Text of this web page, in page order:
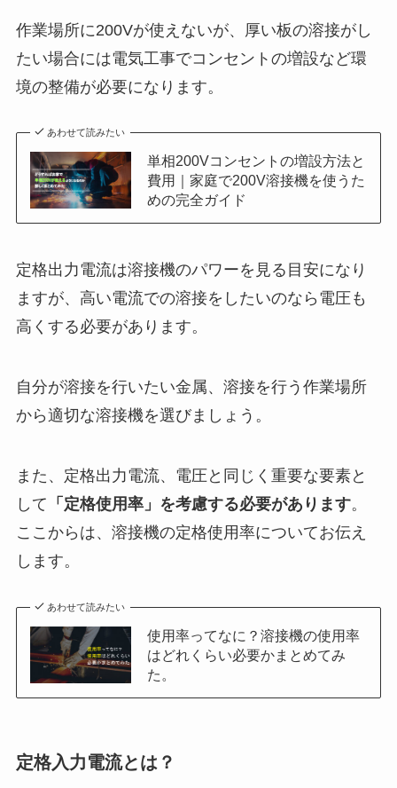
作業場所に200Vが使えないが、厚い板の溶接がし
たい場合には電気工事でコンセントの増設など環
境の整備が必要になります。
あわせて読みたい
単相200Vコンセントの増設方法と
費用｜家庭で200V溶接機を使うた
めの完全ガイド
定格出力電流は溶接機のパワーを見る目安になり
ますが、高い電流での溶接をしたいのなら電圧も
高くする必要があります。
自分が溶接を行いたい金属、溶接を行う作業場所
から適切な溶接機を選びましょう。
また、定格出力電流、電圧と同じく重要な要素と
して 「定格使用率」を考慮する必要があります。
ここからは、溶接機の定格使用率についてお伝え
します。
あわせて読みたい
使用率ってなに？溶接機の使用率
はどれくらい必要かまとめてみ
た。
定格入力電流とは？